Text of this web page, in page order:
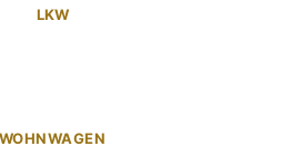
LKW
WOHNWAGEN